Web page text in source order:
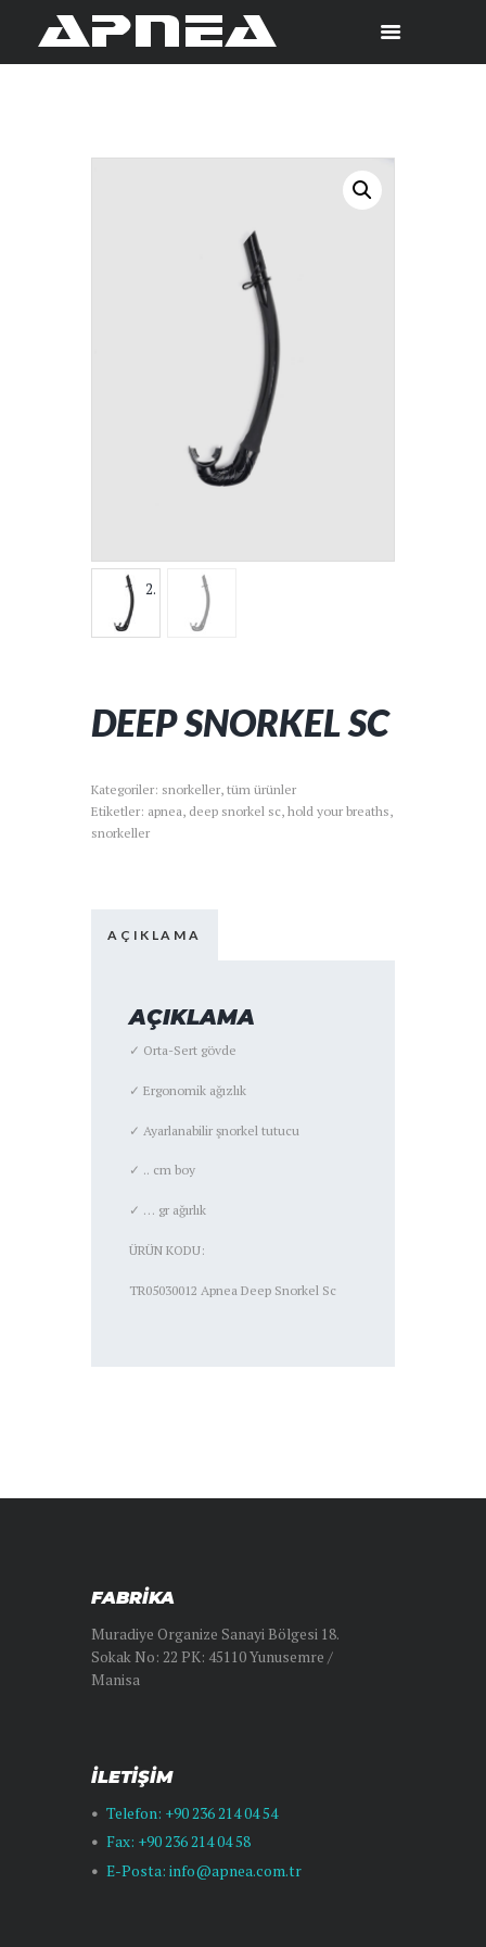
DEEP SNORKEL SC
Kategoriler: snorkeller tüm ürünler
Etiketler: apnea deep snorkel sc hold your breaths
snorkeller
AÇIKLAMA
AÇIKLAMA
✓ Orta-Sert gövde
✓ Ergonomik ağızlık
✓ Ayarlanabilir şnorkel tutucu
✓ .. cm boy
✓ … gr ağırlık
ÜRÜN KODU:
TR05030012 Apnea Deep Snorkel Sc
FABRİKA
Muradiye Organize Sanayi Bölgesi 18.
Sokak No: 22 PK: 45110 Yunusemre /
Manisa
İLETIŞIM
Telefon: +90 236 214 04 54
Fax: +90 236 214 04 58
E-Posta: info@apnea.com.tr